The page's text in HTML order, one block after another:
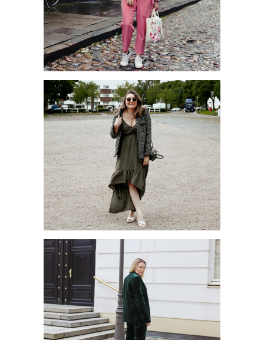
POSITIVE VIBES MIT DER
TRENDFARBE BEETROOT
PURPLE
TRENDKLEIDER FÜR DEN
SOMMER 2020